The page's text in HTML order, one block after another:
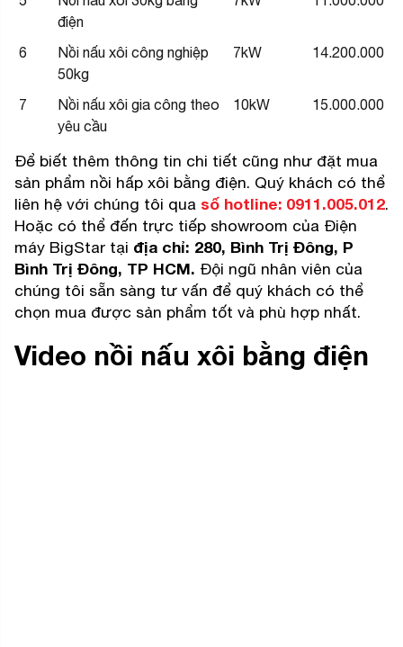
điện
6
Nồi nấu xôi công nghiệp
50kg
7kW 14.200.000
7
Nồi nấu xôi gia công theo
yêu cầu
10kW 15.000.000
Để biết thêm thông tin chi tiết cũng như đặt mua
sản phẩm nồi hấp xôi bằng điện. Quý khách có thể
liên hệ với chúng tôi qua số hotline: 0911.005.012.
Hoặc có thể đến trực tiếp showroom của Điện
máy BigStar tại địa chỉ: 280, Bình Trị Đông, P
Bình Trị Đông, TP HCM. Đội ngũ nhân viên của
chúng tôi sẵn sàng tư vấn để quý khách có thể
chọn mua được sản phẩm tốt và phù hợp nhất.
Video nồi nấu xôi bằng điện